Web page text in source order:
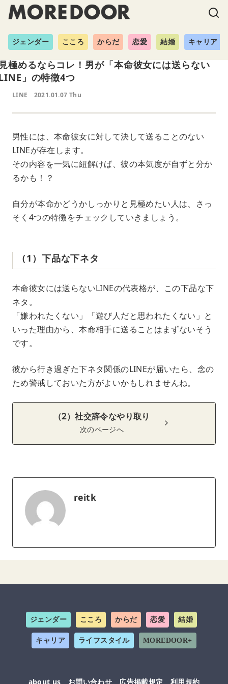
ジェンダー こころ からだ 恋愛 結婚 キャリア
極めるならコレ！男が「本命彼女には送らない
」の特徴4つ
LINE 2021.01.07 Thu
男性には、本命彼女に対して決して送ることのない
LINEが存在します。
その内容を一気に紐解けば、彼の本気度が自ずと分か
るかも！？
自分が本命かどうかしっかりと見極めたい人は、さっ
そく4つの特徴をチェックしていきましょう。
（1）下品な下ネタ
本命彼女には送らないLINEの代表格が、この下品な下
ネタ。
「嫌われたくない」「遊び人だと思われたくない」と
いった理由から、本命相手に送ることはまずないそう
です。
彼から行き過ぎた下ネタ関係のLINEが届いたら、念の
ため警戒しておいた方がよいかもしれませんね。
（2）社交辞令なやり取り
次のページへ
reitk
ジェンダー こころ からだ 恋愛 結婚
キャリア ライフスタイル MOREDOOR+
about us お問い合わせ 広告掲載規定 利用規約